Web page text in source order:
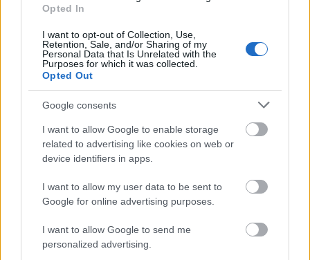
Opted In
I want to opt-out of Collection, Use,
Retention, Sale, and/or Sharing of my
Personal Data that Is Unrelated with the
Purposes for which it was collected.
Opted Out
Google consents
I want to allow Google to enable storage
related to advertising like cookies on web or
device identifiers in apps.
I want to allow my user data to be sent to
Google for online advertising purposes.
I want to allow Google to send me
personalized advertising.
Aglio e Olio– az olasz tésztareceptek
legegyszerűbbike – feltételezésem szerint nem arról
szól, hogy valami hangsúlyozott egyszerűséget ...
Kolbászos-citromos tagliatelle
TonyCaviar • 2011. április 04.